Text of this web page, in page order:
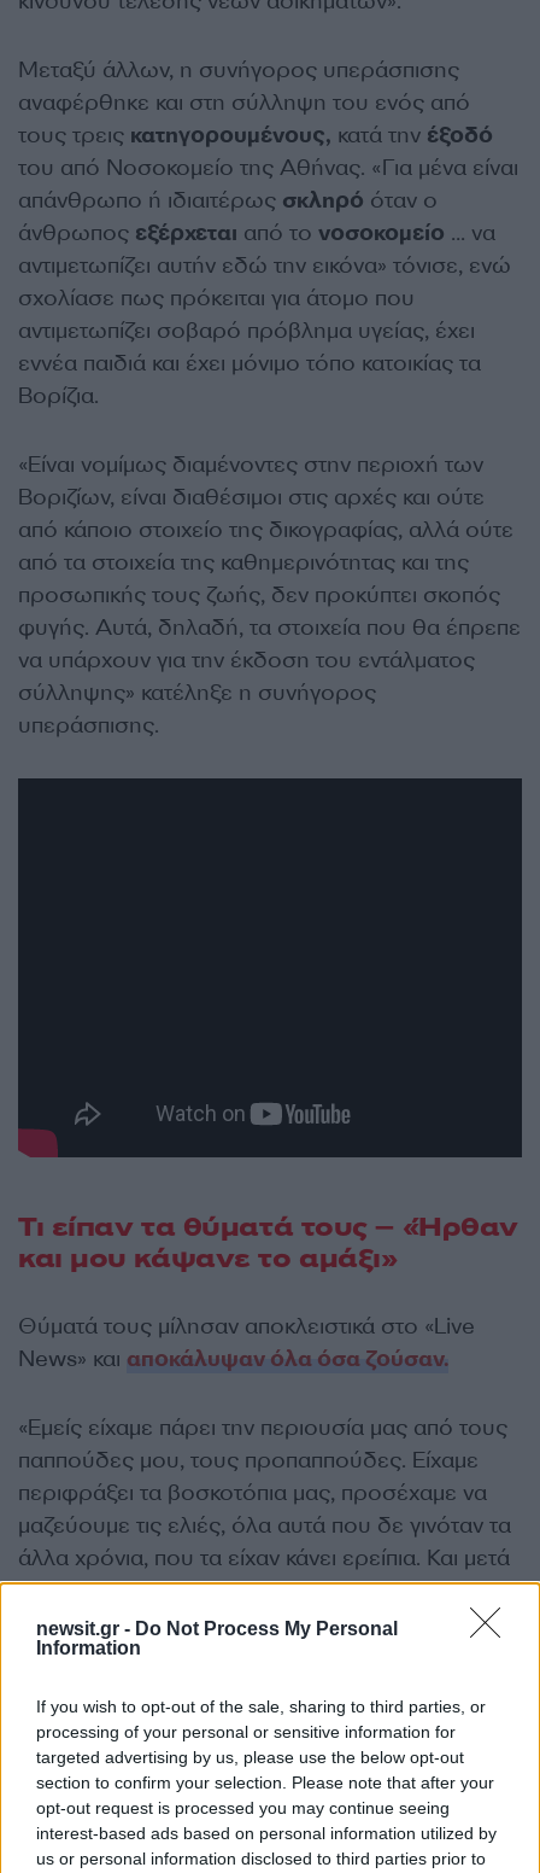
newsit.gr - Do Not Process My Personal
Information
If you wish to opt-out of the sale, sharing to third parties, or
processing of your personal or sensitive information for
targeted advertising by us, please use the below opt-out
section to confirm your selection. Please note that after your
opt-out request is processed you may continue seeing
interest-based ads based on personal information utilized by
us or personal information disclosed to third parties prior to
Μεταξύ άλλων, η συνήγορος υπεράσπισης
αναφέρθηκε και στη σύλληψη του ενός από
τους τρεις κατηγορουμένους, κατά την έξοδό
του από Νοσοκομείο της Αθήνας. «Για μένα είναι
απάνθρωπο ή ιδιαιτέρως σκληρό όταν ο
άνθρωπος εξέρχεται από το νοσοκομείο … να
αντιμετωπίζει αυτήν εδώ την εικόνα» τόνισε, ενώ
σχολίασε πως πρόκειται για άτομο που
αντιμετωπίζει σοβαρό πρόβλημα υγείας, έχει
εννέα παιδιά και έχει μόνιμο τόπο κατοικίας τα
Βορίζια.
«Είναι νομίμως διαμένοντες στην περιοχή των
Βοριζίων, είναι διαθέσιμοι στις αρχές και ούτε
από κάποιο στοιχείο της δικογραφίας, αλλά ούτε
από τα στοιχεία της καθημερινότητας και της
προσωπικής τους ζωής, δεν προκύπτει σκοπός
φυγής. Αυτά, δηλαδή, τα στοιχεία που θα έπρεπε
να υπάρχουν για την έκδοση του εντάλματος
σύλληψης» κατέληξε η συνήγορος
υπεράσπισης.
Τι είπαν τα θύματά τους – «Ήρθαν
και μου κάψανε το αμάξι»
Θύματά τους μίλησαν αποκλειστικά στο «Live
News» και αποκάλυψαν όλα όσα ζούσαν.
«Εμείς είχαμε πάρει την περιουσία μας από τους
παππούδες μου, τους προπαππούδες. Είχαμε
περιφράξει τα βοσκοτόπια μας, προσέχαμε να
μαζεύουμε τις ελιές, όλα αυτά που δε γινόταν τα
άλλα χρόνια, που τα είχαν κάνει ερείπια. Και μετά
έφερε αυτούς. Έναν από αυτούς και μετά ο ένας
από αυτούς έφερε και τα ανίψια και μετά μας
διώξανε όλους, με το έτσι θέλω. Εγώ ήξερα ότι
Καταπατούσαν το τόπο. Δεν είχαν περιουσίες
αυτοί. Και με το έτσι θέλω πήραν τα χωράφια.
Εκβιασμούς, ό,τι ήθελες. Δηλαδή μου το είχαν
πει, μου το είχαν στείλει μήνυμα ότι θα το
πληρώσω λέει εγώ».